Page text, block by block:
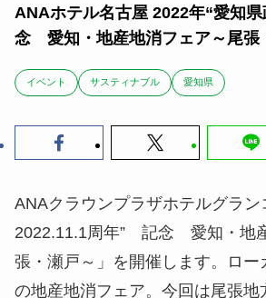
ANAホテル名古屋 2022年“愛知
念 愛知・地産地消フェア～尾張
イベント サスティナブル 愛知県
ANAクラウンプラザホテルグラン
2022.11.1周年” 記念 愛知・地
張・瀬戸～」を開催します。ロー
の地産地消フェア。今回は尾張地